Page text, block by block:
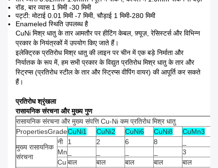
रॉड, बार व्यास 1 मिमी -30 मिमी
पट्टी: मोटाई 0.01 मिमी -7 मिमी, चौड़ाई 1 मिमी-280 मिमी
Enameled स्थिति उपलब्ध है
CuNi मिश्र धातु के तार आमतौर पर हीटिंग केबल, फ़्यूज़, रेसिस्टर्स और विभिन्न
प्रकार के नियंत्रकों में उपयोग किए जाते हैं।
इलेक्ट्रिक प्रतिरोध मिश्र धातु की लाइन पर चीन में एक बड़े निर्माता और
निर्यातक के रूप में, हम सभी प्रकार के विद्युत प्रतिरोध मिश्र धातु के तार और
स्ट्रिप्स (प्रतिरोध स्टील के तार और स्ट्रिप्स वीपिंग वायर) की आपूर्ति कर सकते
हैं।
प्रतिरोध श्रृंखला
रासायनिक संरचना और मुख्य गुण
रासायनिक संरचना और मुख्य संपत्ति Cu-Ni कम प्रतिरोध मिश्र धातु
PropertiesGradeCuNi1 CuNi2 CuNi6 CuNi8 CuMn3
मुख्य रासायनिक
संरचना
नी 1 2 6 8
Mn
3
Cu बाल बाल बाल बाल बाल